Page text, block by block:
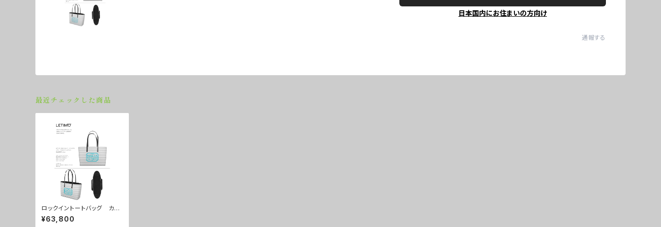
日本国内にお住まいの方向け
通報する
最近チェックした商品
ロックイントートバッグ カラ
ー/マルタカフェホワイト ■
配送まで約１か月
¥63,800